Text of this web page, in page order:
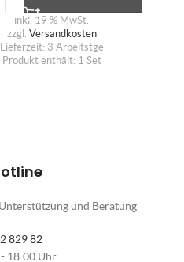
inkl. 19 % MwSt.
zzgl. Versandkosten
Lieferzeit: 3 Arbeitstge
Produkt enthält: 1 Set
und Beratung
829 82
18:00 Uhr